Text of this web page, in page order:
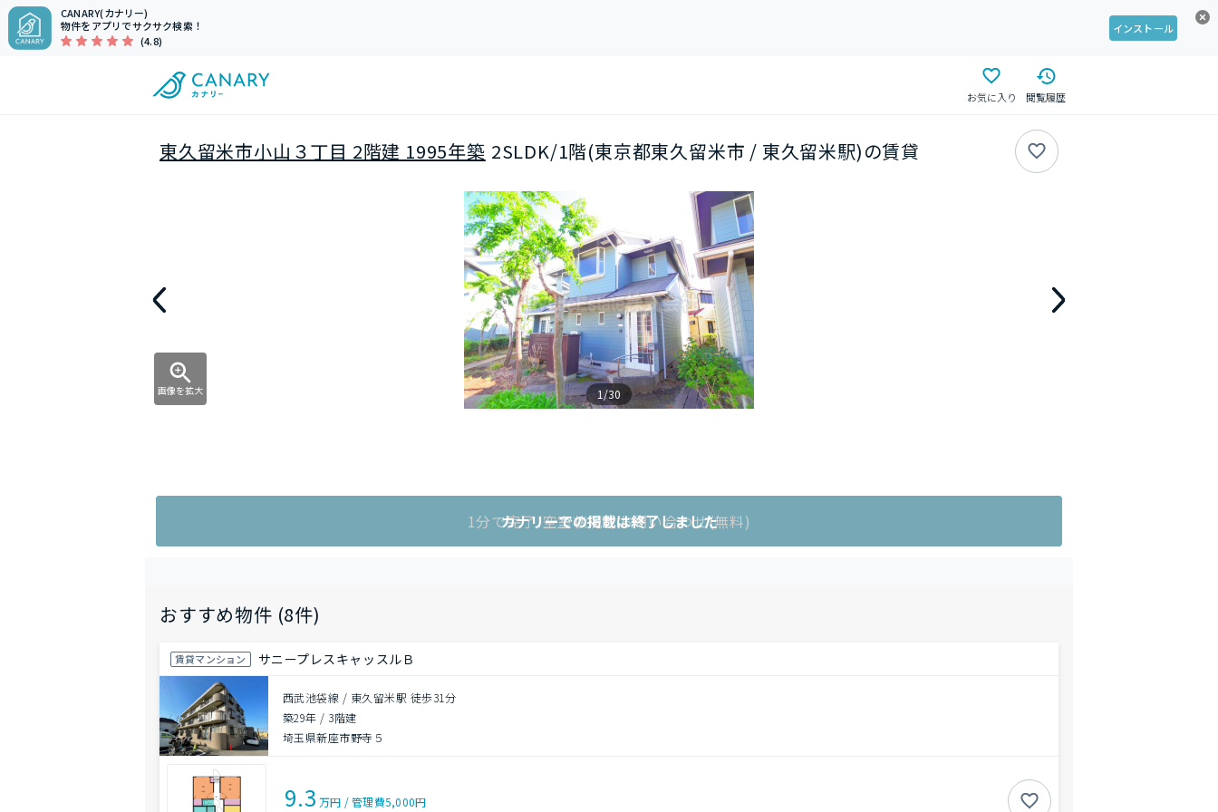
CANARY(カナリー)
物件をアプリでサクサク検索！
(4.8)
インストール
お気に入り 閲覧履歴
東久留米市小山３丁目 2階建 1995年築 2SLDK/1階(東京都東久留米市 / 東久留米駅)の賃貸
画像を拡大 1/30
1分で完了!空室状況をお問い合わせ(無料)
カナリーでの掲載は終了しました
おすすめ物件 (8件)
賃貸マンション サニープレスキャッスルＢ
西武池袋線 / 東久留米駅 徒歩31分
築29年 / 3階建
埼玉県新座市野寺５
9.3 万円 /管理費5,000円